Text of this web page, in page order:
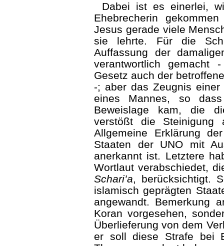
Dabei ist es einerlei,
Ehebrecherin
Jesus gerade viele
sie lehrte. Für die
Auffassung der
verantwortlich gemacht
Gesetz auch der
-; aber das Zeugnis
eines Mannes, so
Beweislage kam, die
verstößt die Steinigung
Allgemeine Erklärung
Staaten der UNO mit
anerkannt ist. Letztere
Wortlaut verabschiedet,
Schari’a, berücksichtigt.
islamisch geprägten
angewandt. Bemerkung
Koran vorgesehen,
Überlieferung von dem
er soll diese Strafe bei